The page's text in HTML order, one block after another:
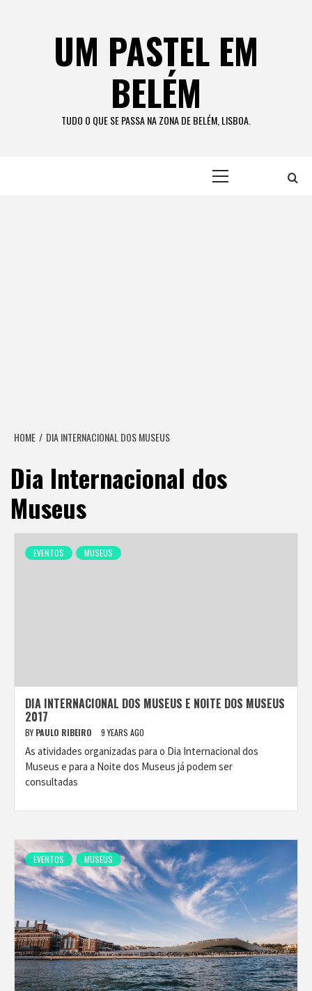
UM PASTEL EM
BELÉM
TUDO O QUE SE PASSA NA ZONA DE BELÉM, LISBOA.
HOME DIA INTERNACIONAL DOS MUSEUS
Dia Internacional dos
Museus
EVENTOS MUSEUS
DIA INTERNACIONAL DOS MUSEUS E NOITE DOS MUSEUS
2017
BY PAULO RIBEIRO 9 YEARS AGO
As atividades organizadas para o Dia Internacional dos
Museus e para a Noite dos Museus já podem ser
consultadas
EVENTOS MUSEUS